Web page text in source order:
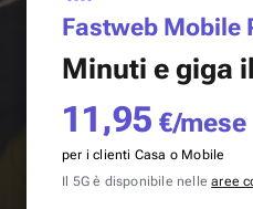
Fastweb Mobile
Minuti e giga
11,95 €/mese
per i clienti Casa o Mobile
Il 5G è disponibile nellearee